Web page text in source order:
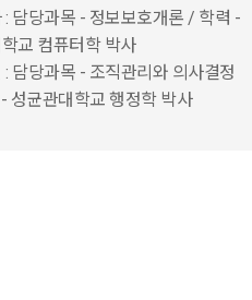
: 담당과목 - 정보보호개론 / 학력 -
교 컴퓨터학 박사
: 담당과목 - 조직관리와 의사결정
성균관대학교 행정학 박사